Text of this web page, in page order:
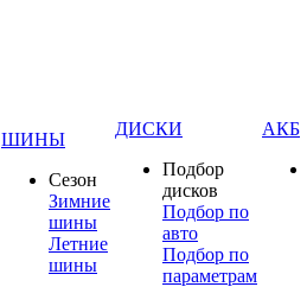
ШИНЫ
Сезон
Зимние
шины
Летние
шины
ДИСКИ
Подбор
дисков
Подбор по
авто
Подбор по
параметрам
АКБ